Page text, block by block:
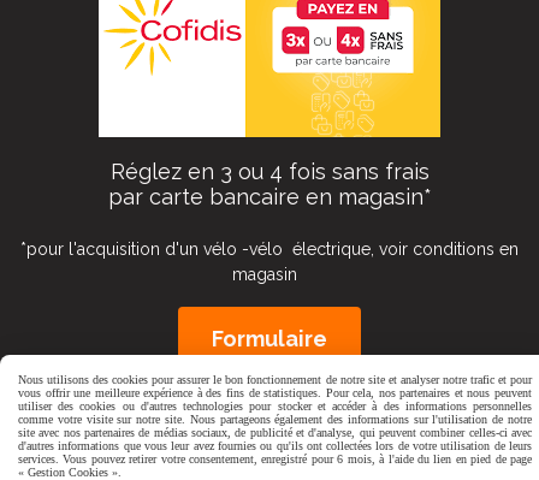
Réglez en 3 ou 4 fois sans frais
par carte bancaire en magasin*
*pour l'acquisition d'un vélo -vélo électrique, voir conditions en
magasin
Formulaire
Nous utilisons des cookies pour assurer le bon fonctionnement de notre site et analyser notre trafic et pour
vous offrir une meilleure expérience à des fins de statistiques. Pour cela, nos partenaires et nous peuvent
utiliser des cookies ou d'autres technologies pour stocker et accéder à des informations personnelles
comme votre visite sur notre site. Nous partageons également des informations sur l'utilisation de notre
site avec nos partenaires de médias sociaux, de publicité et d'analyse, qui peuvent combiner celles-ci avec
d'autres informations que vous leur avez fournies ou qu'ils ont collectées lors de votre utilisation de leurs
services. Vous pouvez retirer votre consentement, enregistré pour 6 mois, à l'aide du lien en pied de page
« Gestion Cookies ».